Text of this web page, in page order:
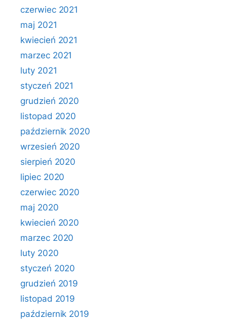
czerwiec 2021
maj 2021
kwiecień 2021
marzec 2021
luty 2021
styczeń 2021
grudzień 2020
listopad 2020
październik 2020
wrzesień 2020
sierpień 2020
lipiec 2020
czerwiec 2020
maj 2020
kwiecień 2020
marzec 2020
luty 2020
styczeń 2020
grudzień 2019
listopad 2019
październik 2019